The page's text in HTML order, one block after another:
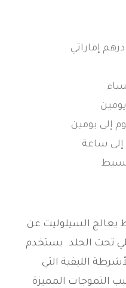
إلى يومين
بسيط
يعالج السيلوليت عن
تحت الجلد. يستخدم
الليفية التي
التموجات المميزة